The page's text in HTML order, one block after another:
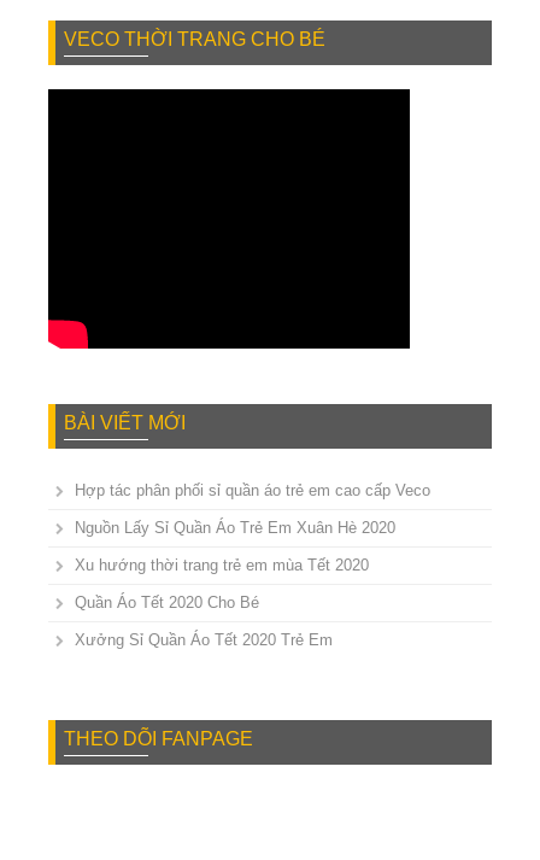
VECO THỜI TRANG CHO BÉ
BÀI VIẾT MỚI
Hợp tác phân phối sỉ quần áo trẻ em cao cấp Veco
Nguồn Lấy Sỉ Quần Áo Trẻ Em Xuân Hè 2020
Xu hướng thời trang trẻ em mùa Tết 2020
Quần Áo Tết 2020 Cho Bé
Xưởng Sỉ Quần Áo Tết 2020 Trẻ Em
THEO DÕI FANPAGE